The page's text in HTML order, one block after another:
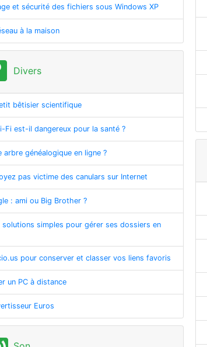
et sécurité des fichiers sous Windows XP
à la maison
Divers
bêtisier scientifique
Fi est-il dangereux pour la santé ?
arbre généalogique en ligne ?
pas victime des canulars sur Internet
Google : ami ou Big Brother ?
solutions simples pour gérer ses dossiers en
del.icio.us pour conserver et classer vos liens favoris
un PC à distance
Euros